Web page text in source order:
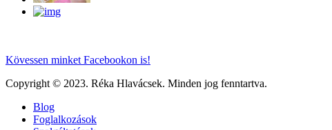
Kövessen minket Facebookon is!
Copyright © 2023. Réka Hlavácsek. Minden jog fenntartva.
Blog
Foglalkozások